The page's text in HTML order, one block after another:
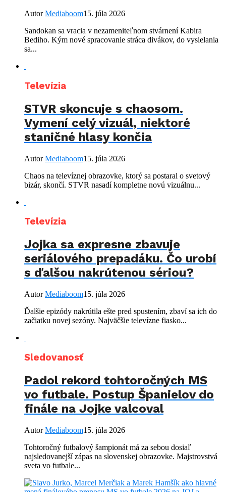
AutorMediaboom15. júla 2026
Sandokan sa vracia v nezameniteľnom stvárnení Kabira
Bediho. Kým nové spracovanie stráca divákov, do vysielania
sa...
Televízia
STVR skoncuje s chaosom.
Vymení celý vizuál, niektoré
staničné hlasy končia
AutorMediaboom15. júla 2026
Chaos na televíznej obrazovke, ktorý sa postaral o svetový
bizár, skončí. STVR nasadí kompletne novú vizuálnu...
Televízia
Jojka sa expresne zbavuje
seriálového prepadáku. Čo urobí
s ďalšou nakrútenou sériou?
AutorMediaboom15. júla 2026
Ďalšie epizódy nakrútila ešte pred spustením, zbaví sa ich do
začiatku novej sezóny. Najväčšie televízne fiasko...
Sledovanosť
Padol rekord tohtoročných MS
vo futbale. Postup Španielov do
finále na Jojke valcoval
AutorMediaboom15. júla 2026
Tohtoročný futbalový šampionát má za sebou dosiaľ
najsledovanejší zápas na slovenskej obrazovke. Majstrovstvá
sveta vo futbale...